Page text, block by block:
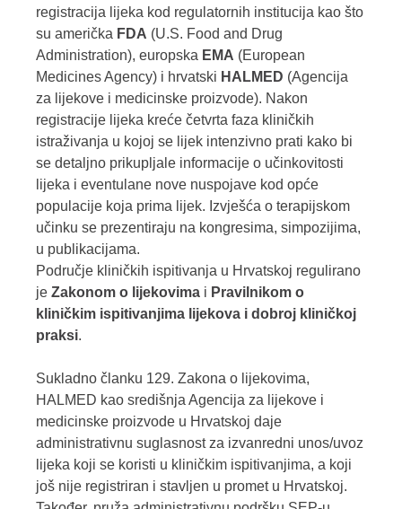
registracija lijeka kod regulatornih institucija kao što
su američka FDA (U.S. Food and Drug
Administration), europska EMA (European
Medicines Agency) i hrvatski HALMED (Agencija
za lijekove i medicinske proizvode). Nakon
registracije lijeka kreće četvrta faza kliničkih
istraživanja u kojoj se lijek intenzivno prati kako bi
se detaljno prikupljale informacije o učinkovitosti
lijeka i eventulane nove nuspojave kod opće
populacije koja prima lijek. Izvješća o terapijskom
učinku se prezentiraju na kongresima, simpozijima,
u publikacijama.
Područje kliničkih ispitivanja u Hrvatskoj regulirano
je Zakonom o lijekovima i Pravilnikom o
kliničkim ispitivanjima lijekova i dobroj kliničkoj
praksi.
Sukladno članku 129. Zakona o lijekovima,
HALMED kao središnja Agencija za lijekove i
medicinske proizvode u Hrvatskoj daje
administrativnu suglasnost za izvanredni unos/uvoz
lijeka koji se koristi u kliničkim ispitivanjima, a koji
još nije registriran i stavljen u promet u Hrvatskoj.